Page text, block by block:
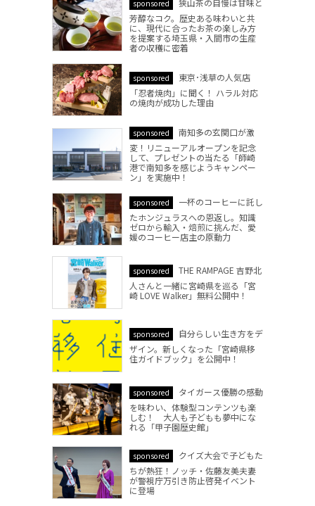
sponsored
狭山茶の自慢は甘味と
芳醇なコク。歴史ある味わいと共
に、現代に合ったお茶の楽しみ方
を提案する埼玉県・入間市の生産
者の収穫に密着
sponsored
東京･浅草の人気店
「忍者焼肉」に聞く！ ハラル対応
の焼肉が成功した理由
sponsored
南知多の玄関口が激
変！リニューアルオープンを記念
して、プレゼントの当たる「師崎
港で南知多を感じようキャンペー
ン」を実施中！
sponsored
一杯のコーヒーに託し
たホンジュラスへの恩返し。知識
ゼロから輸入・焙煎に挑んだ、愛
媛のコーヒー店主の原動力
sponsored
THE RAMPAGE 吉野北
人さんと一緒に宮崎県を巡る「宮
崎 LOVE Walker」無料公開中！
sponsored
自分らしい生き方をデ
ザイン。新しくなった「宮崎県移
住ガイドブック」を公開中！
sponsored
タイガース優勝の感動
を味わい、体験型コンテンツも楽
しむ！ 大人も子どもも夢中にな
れる「甲子園歴史館」
sponsored
クイズ大会で子どもた
ちが熱狂！ノッチ・佐藤友美夫妻
が警視庁万引き防止啓発イベント
に登場